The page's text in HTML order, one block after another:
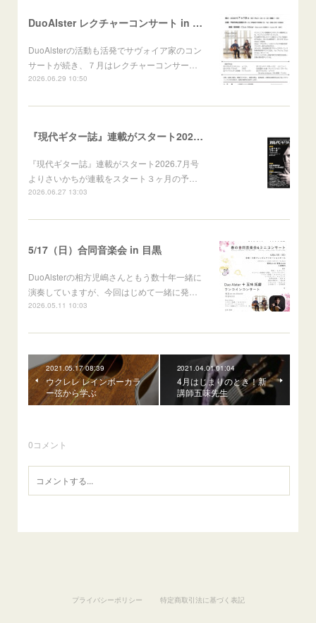
DuoAlster レクチャーコンサート in 山梨 甲府
DuoAlsterの活動も活発でサヴォイア家のコン
サートが続き、７月はレクチャーコンサー…
2026.06.29 10:50
『現代ギター誌』連載がスタート2026.7月号より
『現代ギター誌』連載がスタート2026.7月号
よりさいかちが連載をスタート３ヶ月の予…
2026.06.27 13:03
5/17（日）合同音楽会 in 目黒
DuoAlsterの相方児嶋さんともう数十年一緒に
演奏していますが、今回はじめて一緒に発…
2026.05.11 10:03
2021.05.17 08:39
ウクレレ レインボーカラ
ー弦から学ぶ
2021.04.01 01:04
4月はじまりのとき！新
講師五味先生
0コメント
プライバシーポリシー 特定商取引法に基づく表記